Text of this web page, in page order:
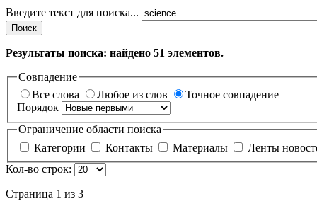
Введите текст для поиска...
Поиск
Результаты поиска: найдено 51 элементов.
Совпадение
Все слова
Любое из слов
Точное совпадение
Порядок
Ограничение области поиска
Категории
Контакты Материалы
Ленты
Кол-во строк:
Страница 1 из 3